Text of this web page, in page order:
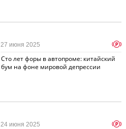
Сто лет форы в автопроме: китайский
бум на фоне мировой депрессии
27 июня 2025 p
24 июня 2025 p